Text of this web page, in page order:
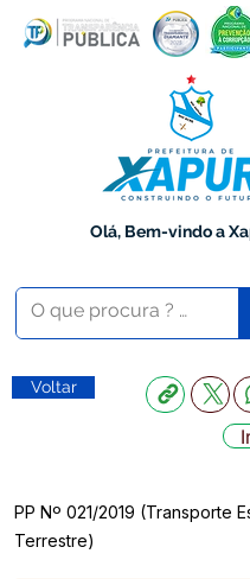
Olá, Bem-vindo a
Voltar
PP Nº 021/2019 (Transporte
Terrestre)